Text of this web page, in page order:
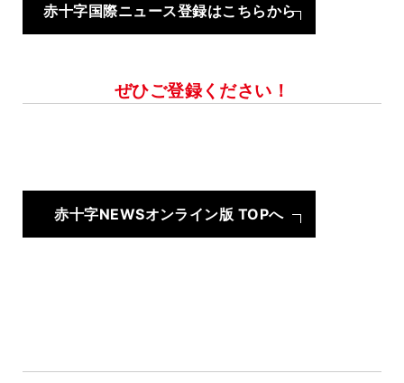
赤十字国際ニュース登録はこちらから
ぜひご登録ください！
赤十字NEWSオンライン版 TOPへ